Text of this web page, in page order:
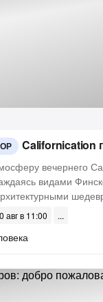
Californication
вечернего
видами
авг в 11:00